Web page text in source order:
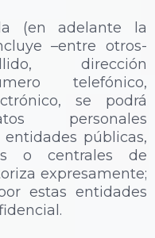
(en adelante la
–entre otros-
dirección
telefónico,
se podrá
personales
públicas,
o centrales de
expresamente;
estas entidades